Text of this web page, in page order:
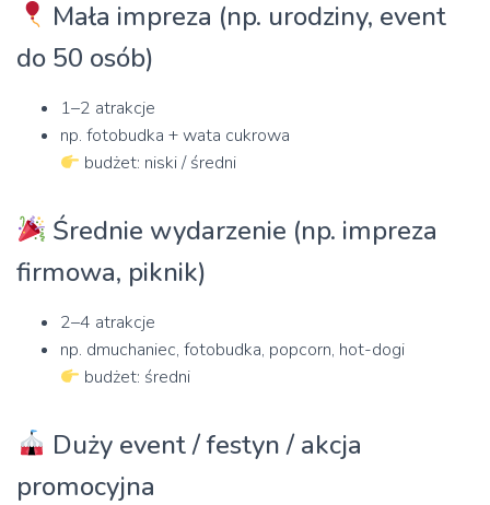
Mała impreza (np. urodziny, event
do 50 osób)
1–2 atrakcje
np. fotobudka + wata cukrowa
budżet: niski / średni
Średnie wydarzenie (np. impreza
firmowa, piknik)
2–4 atrakcje
np. dmuchaniec, fotobudka, popcorn, hot-dogi
budżet: średni
Duży event / festyn / akcja
promocyjna